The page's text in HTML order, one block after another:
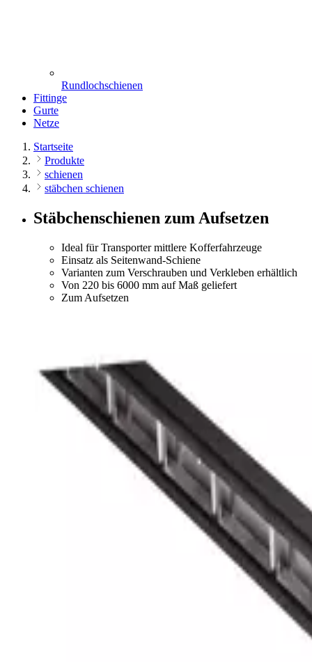
Rundlochschienen
Fittinge
Gurte
Netze
Startseite
Produkte
schienen
stäbchen schienen
Stäbchenschienen zum Aufsetzen
Ideal für Transporter mittlere Kofferfahrzeuge
Einsatz als Seitenwand-Schiene
Varianten zum Verschrauben und Verkleben erhältlich
Von 220 bis 6000 mm auf Maß geliefert
Zum Aufsetzen